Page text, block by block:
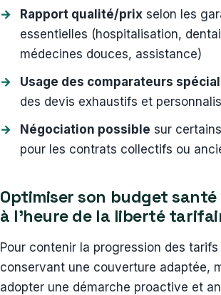
Rapport qualité/prix selon les
essentielles (hospitalisation,
médecines douces, assistance)
Usage des comparateurs
des devis exhaustifs et
Négociation possible sur
pour les contrats collectifs ou
Optimiser son budget
à l’heure de la liberté
Pour contenir la progression des
conservant une couverture adaptée,
adopter une démarche proactive et